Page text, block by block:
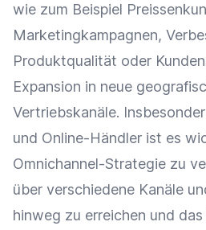
wie zum Beispiel
Marketingkampagnen,
Produktqualität oder
Expansion in neue
Vertriebskanäle.
und Online-Händler ist es
Omnichannel-Strategie zu
über verschiedene Kanäle
hinweg zu erreichen und das